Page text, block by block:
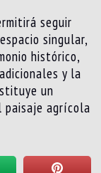
seguir
singular,
histórico,
y la
un
agrícola